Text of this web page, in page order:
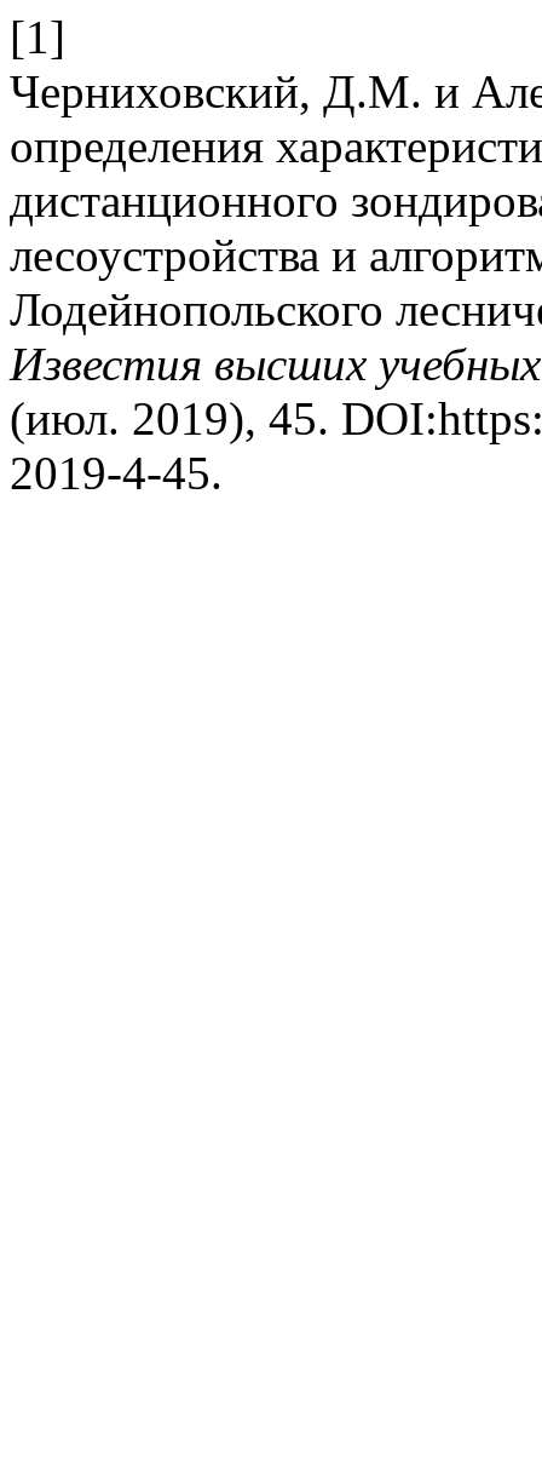
[1]
Черниховский, Д.М. и
определения
дистанционного
лесоустройства и
Лодейнопольского
Известия высших
(июл. 2019), 45.
2019-4-45.